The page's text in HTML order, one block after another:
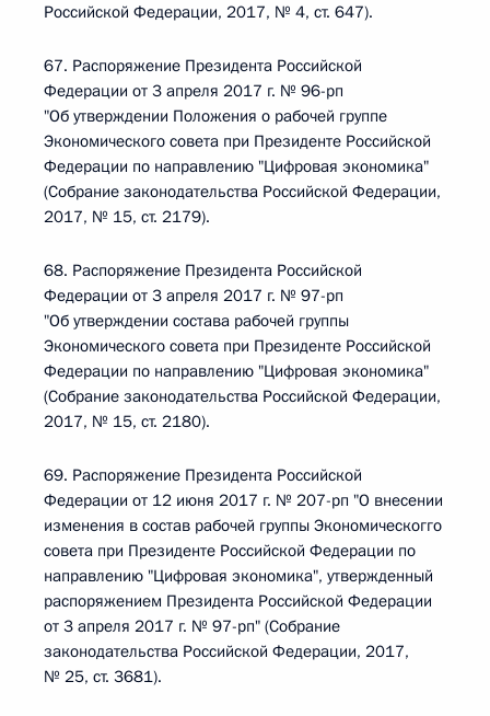
Российской Федерации, 2017, № 4, ст. 647).
67. Распоряжение Президента Российской
Федерации от 3 апреля 2017 г. № 96-рп
"Об утверждении Положения о рабочей группе
Экономического совета при Президенте Российской
Федерации по направлению "Цифровая экономика"
(Собрание законодательства Российской Федерации,
2017, № 15, ст. 2179).
68. Распоряжение Президента Российской
Федерации от 3 апреля 2017 г. № 97-рп
"Об утверждении состава рабочей группы
Экономического совета при Президенте Российской
Федерации по направлению "Цифровая экономика"
(Собрание законодательства Российской Федерации,
2017, № 15, ст. 2180).
69. Распоряжение Президента Российской
Федерации от 12 июня 2017 г. № 207-рп "О внесении
изменения в состав рабочей группы Экономическогго
совета при Президенте Российской Федерации по
направлению "Цифровая экономика", утвержденный
распоряжением Президента Российской Федерации
от 3 апреля 2017 г. № 97-рп" (Собрание
законодательства Российской Федерации, 2017,
№ 25, ст. 3681).